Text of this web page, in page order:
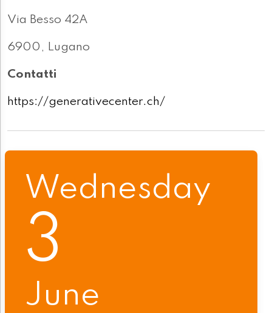
Via Besso 42A
6900, Lugano
Contatti
https://generativecenter.ch/
Wednesday
3
June